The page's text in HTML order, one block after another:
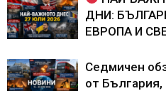
ДНИ:
ЕВРОПА И
Седмичен
от